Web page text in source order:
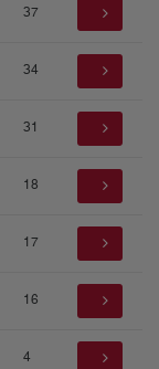
37
34
31
18
17
16
4